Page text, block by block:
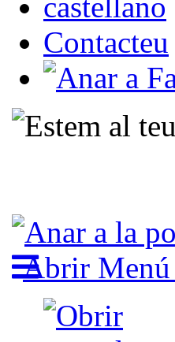
Contacteu
Abrir